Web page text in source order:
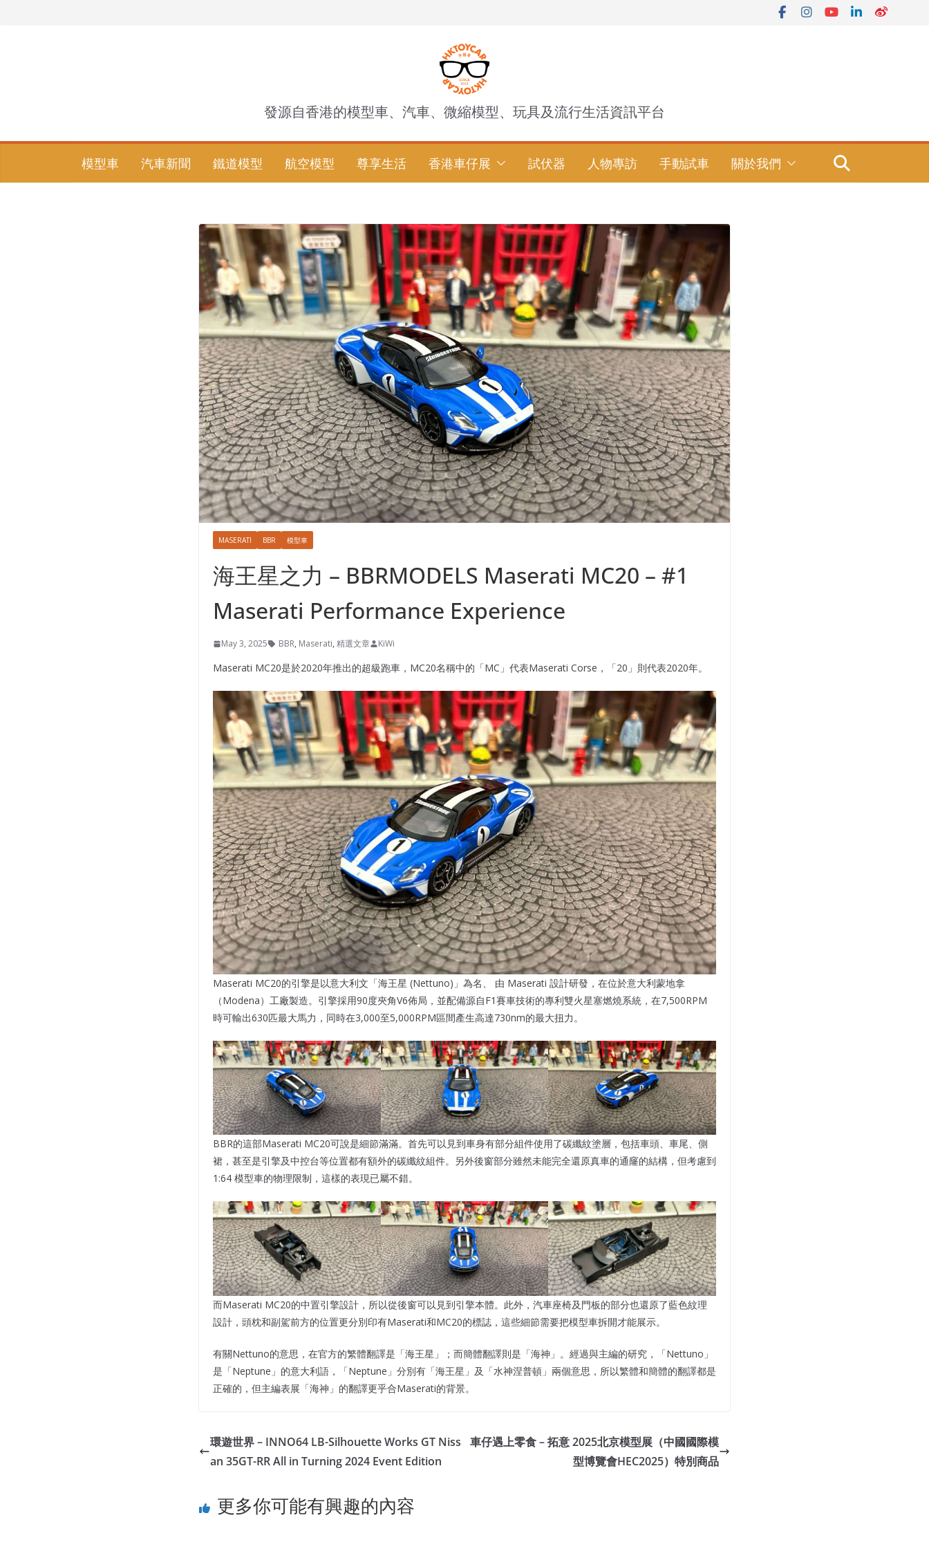
發源自香港的模型車、汽車、微縮模型、玩具及流行生活資訊平台
模型車 汽車新聞 鐵道模型 航空模型 尊享生活 香港車仔展 試伏器 人物專訪 手動試車 關於我們
MASERATI BBR 模型車
海王星之力 – BBRMODELS Maserati MC20 – #1
Maserati Performance Experience
May 3, 2025 BBR, Maserati, 精選文章 KiWi
Maserati MC20是於2020年推出的超級跑車，MC20名稱中的「MC」代表Maserati Corse，「20」則代表2020年。
Maserati MC20的引擎是以意大利文「海王星 (Nettuno)」為名、 由 Maserati 設計研發，在位於意大利蒙地拿
（Modena）工廠製造。引擎採用90度夾角V6佈局，並配備源自F1賽車技術的專利雙火星塞燃燒系統，在7,500RPM
時可輸出630匹最大馬力，同時在3,000至5,000RPM區間產生高達730nm的最大扭力。
BBR的這部Maserati MC20可說是細節滿滿。首先可以見到車身有部分組件使用了碳纖紋塗層，包括車頭、車尾、側
裙，甚至是引擎及中控台等位置都有額外的碳纖紋組件。另外後窗部分雖然未能完全還原真車的通窿的結構，但考慮到
1:64 模型車的物理限制，這樣的表現已屬不錯。
而Maserati MC20的中置引擎設計，所以從後窗可以見到引擎本體。此外，汽車座椅及門板的部分也還原了藍色紋理
設計，頭枕和副駕前方的位置更分別印有Maserati和MC20的標誌，這些細節需要把模型車拆開才能展示。
有關Nettuno的意思，在官方的繁體翻譯是「海王星」；而簡體翻譯則是「海神」。經過與主編的研究，「Nettuno」
是「Neptune」的意大利語，「Neptune」分別有「海王星」及「水神涅普頓」兩個意思，所以繁體和簡體的翻譯都是
正確的，但主編表展「海神」的翻譯更乎合Maserati的背景。
環遊世界 – INNO64 LB-Silhouette Works GT Niss
an 35GT-RR All in Turning 2024 Event Edition
車仔遇上零食 – 拓意 2025北京模型展（中國國際模
型博覽會HEC2025）特別商品
更多你可能有興趣的內容